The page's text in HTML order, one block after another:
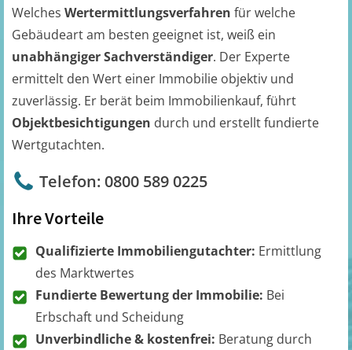
Welches Wertermittlungsverfahren für welche
Gebäudeart am besten geeignet ist, weiß ein
unabhängiger Sachverständiger. Der Experte
ermittelt den Wert einer Immobilie objektiv und
zuverlässig. Er berät beim Immobilienkauf, führt
Objektbesichtigungen durch und erstellt fundierte
Wertgutachten.
Telefon: 0800 589 0225
Ihre Vorteile
Qualifizierte Immobiliengutachter: Ermittlung
des Marktwertes
Fundierte Bewertung der Immobilie: Bei
Erbschaft und Scheidung
Unverbindliche & kostenfrei: Beratung durch